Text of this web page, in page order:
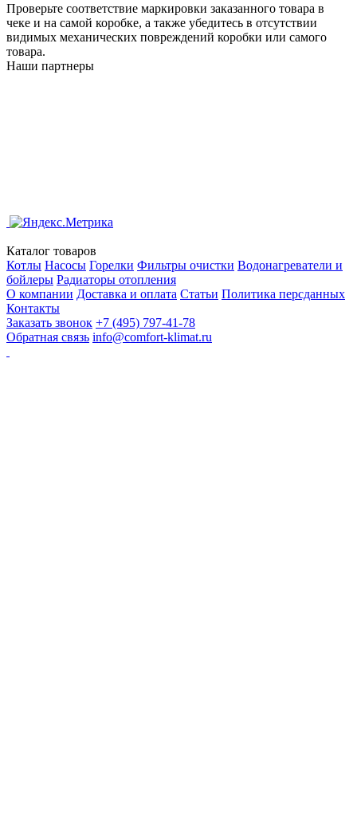
Проверьте соответствие маркировки заказанного товара в
чеке и на самой коробке, а также убедитесь в отсутствии
видимых механических повреждений коробки или самого
товара.
Наши партнеры
Каталог товаров
Котлы Насосы Горелки Фильтры очистки Водонагреватели и
бойлеры Радиаторы отопления
О компании Доставка и оплата Статьи Политика персданных
Контакты
Заказать звонок +7 (495) 797-41-78
Обратная связь info@comfort-klimat.ru